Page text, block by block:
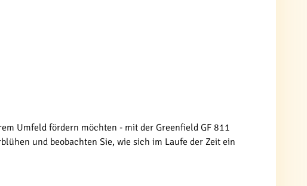
Umfeld fördern möchten - mit der Greenfield GF 811
und beobachten Sie, wie sich im Laufe der Zeit ein